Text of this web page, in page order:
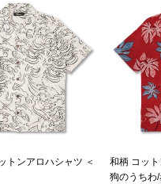
トンアロハシャツ ＜
和柄 コッ
狗のうちわ/